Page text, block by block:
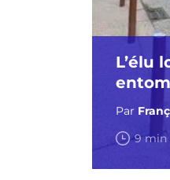
L’élu
Par
9 min